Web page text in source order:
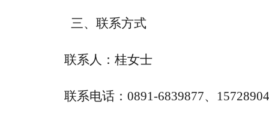
三、联系方式
联系 人：桂女士
联系电话： 0891-6839877、